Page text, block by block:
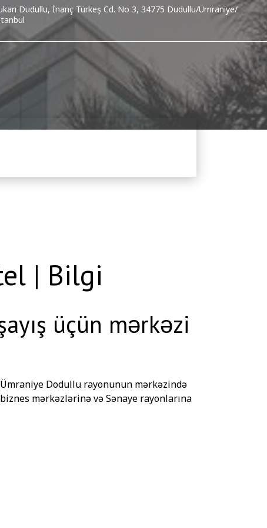
Dudullu, İnanç Türkeş Cd. No 3, 34775 Dudullu/Ümraniye/
| Bilgi
üçün mərkəzi
Dodullu rayonunun mərkəzində
mərkəzlərinə və Sənaye rayonlarına